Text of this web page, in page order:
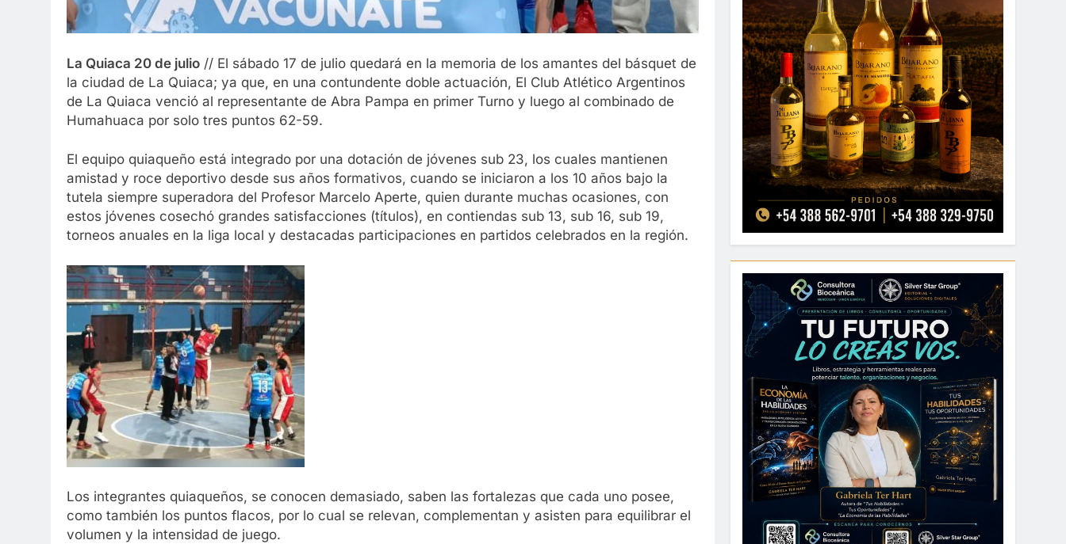
La Quiaca 20 de julio // El sábado 17 de julio quedará en la memoria de los amantes del básquet de
la ciudad de La Quiaca; ya que, en una contundente doble actuación, El Club Atlético Argentinos
de La Quiaca venció al representante de Abra Pampa en primer Turno y luego al combinado de
Humahuaca por solo tres puntos 62-59.
El equipo quiaqueño está integrado por una dotación de jóvenes sub 23, los cuales mantienen
amistad y roce deportivo desde sus años formativos, cuando se iniciaron a los 10 años bajo la
tutela siempre superadora del Profesor Marcelo Aperte, quien durante muchas ocasiones, con
estos jóvenes cosechó grandes satisfacciones (títulos), en contiendas sub 13, sub 16, sub 19,
torneos anuales en la liga local y destacadas participaciones en partidos celebrados en la región.
Los integrantes quiaqueños, se conocen demasiado, saben las fortalezas que cada uno posee,
como también los puntos flacos, por lo cual se relevan, complementan y asisten para equilibrar el
volumen y la intensidad de juego.